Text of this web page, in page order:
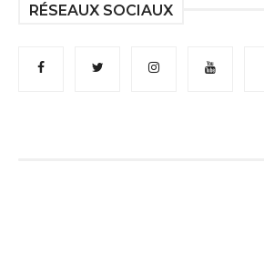
RÉSEAUX SOCIAUX